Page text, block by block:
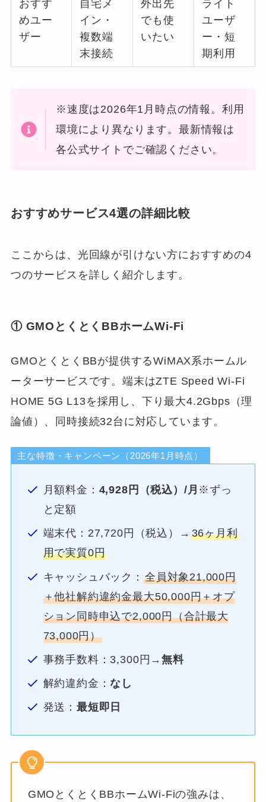
おすす
めユー
ザー
自宅メ
イン・
複数端
末接続
外出先
でも使
いたい
ライト
ユーザ
ー・短
期利用
※速度は2026年1月時点の情報。利用
環境により異なります。最新情報は
各公式サイトでご確認ください。
おすすめサービス4選の詳細比較
ここからは、光回線が引けない方におすすめの4
つのサービスを詳しく紹介します。
① GMOとくとくBBホームWi-Fi
GMOとくとくBBが提供するWiMAX系ホームル
ーターサービスです。端末はZTE Speed Wi-Fi
HOME 5G L13を採用し、下り最大4.2Gbps（理
論値）、同時接続32台に対応しています。
主な特徴・キャンペーン（2026年1月時点）
月額料金： 4,928円（税込）/月 ※ずっ
と定額
端末代：27,720円（税込）→ 36ヶ月利
用で実質0円
キャッシュバック： 全員対象21,000円
＋他社解約違約金最大50,000円＋オプ
ション同時申込で2,000円（合計最大
73,000円）
事務手数料：3,300円→無料
解約違約金：なし
発送：最短即日
GMOとくとくBBホームWi-Fiの強みは、